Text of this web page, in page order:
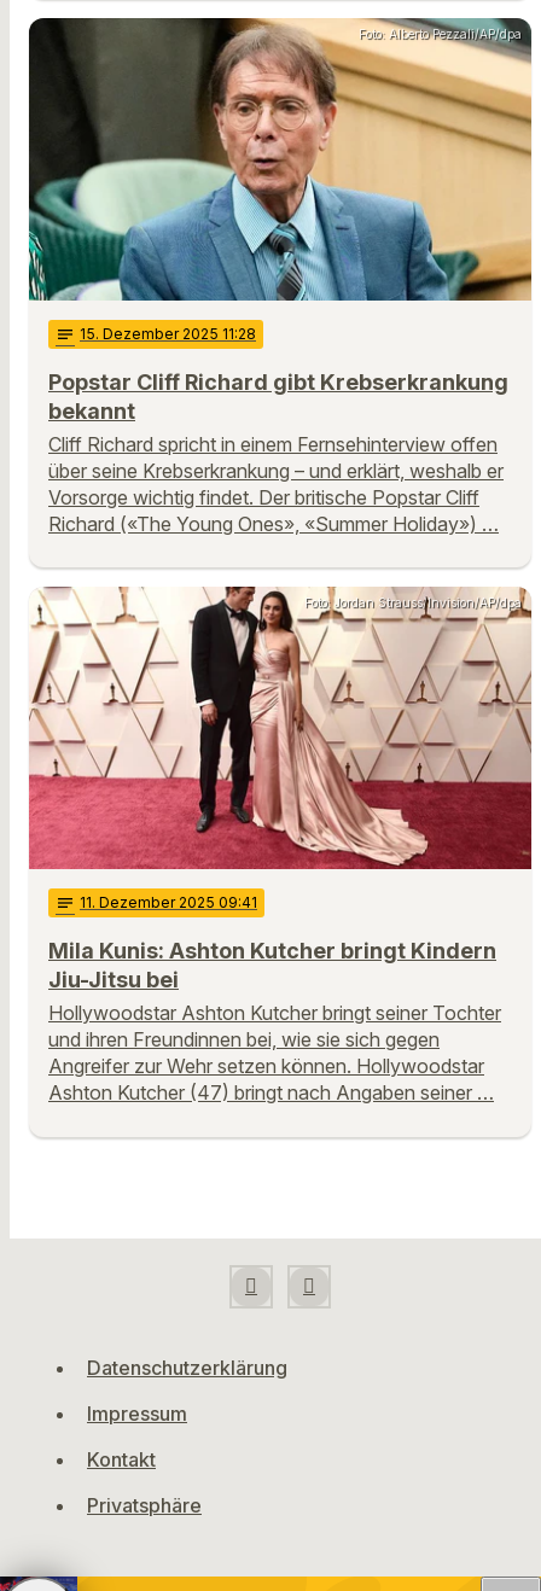
Foto: Alberto Pezzali/AP/dpa
notes 15. Dezember 2025 11:28
Popstar Cliff Richard gibt Krebserkrankung
bekannt
Cliff Richard spricht in einem Fernsehinterview offen
über seine Krebserkrankung – und erklärt, weshalb er
Vorsorge wichtig findet. Der britische Popstar Cliff
Richard («The Young Ones», «Summer Holiday») …
Foto: Jordan Strauss/Invision/AP/dpa
notes 11. Dezember 2025 09:41
Mila Kunis: Ashton Kutcher bringt Kindern
Jiu-Jitsu bei
Hollywoodstar Ashton Kutcher bringt seiner Tochter
und ihren Freundinnen bei, wie sie sich gegen
Angreifer zur Wehr setzen können. Hollywoodstar
Ashton Kutcher (47) bringt nach Angaben seiner …
Datenschutzerklärung
Impressum
Kontakt
Privatsphäre